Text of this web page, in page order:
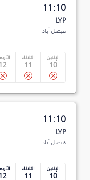
11:10
LYP
فيصل أباد
الإثنين
10
الثلاثاء
11
12
11:10
LYP
فيصل أباد
الإثنين
10
الثلاثاء
11
12